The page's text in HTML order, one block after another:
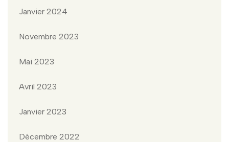
Janvier 2024
Novembre 2023
Mai 2023
Avril 2023
Janvier 2023
Décembre 2022